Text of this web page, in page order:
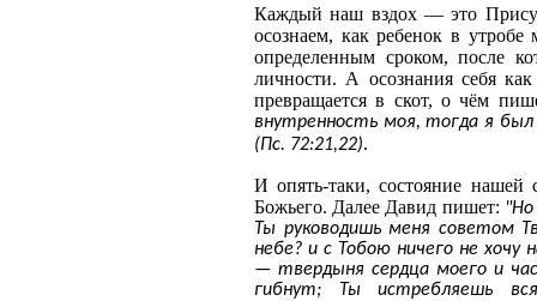
Каждый наш вздох — это
осознаем, как ребенок в
определенным сроком, после
личности. А осознания себя
превращается в скот, о чём
внутренность моя, тогда я
(Пс. 72:21,22).
И опять-таки, состояние нашей
Божьего. Далее Давид пишет: "Но
Ты руководишь меня советом
небе? и с Тобою ничего не
— твердыня сердца моего и
гибнут; Ты истребляешь